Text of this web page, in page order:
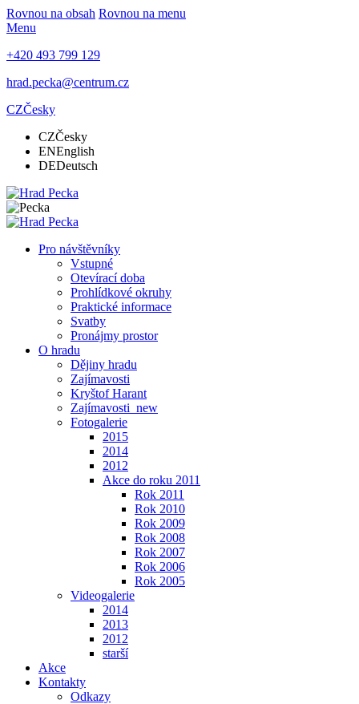
Rovnou na obsah Rovnou na menu
Menu
+420 493 799 129
hrad.pecka@centrum.cz
CZČesky
CZČesky
ENEnglish
DEDeutsch
Pro návštěvníky
Vstupné
Otevírací doba
Prohlídkové okruhy
Praktické informace
Svatby
Pronájmy prostor
O hradu
Dějiny hradu
Zajímavosti
Kryštof Harant
Zajímavosti_new
Fotogalerie
2015
2014
2012
Akce do roku 2011
Rok 2011
Rok 2010
Rok 2009
Rok 2008
Rok 2007
Rok 2006
Rok 2005
Videogalerie
2014
2013
2012
starší
Akce
Kontakty
Odkazy